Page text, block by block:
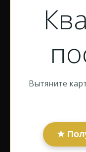
Вытяните
★